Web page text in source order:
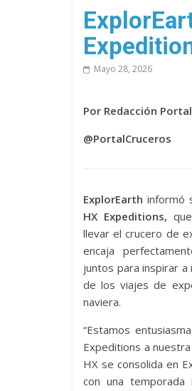
sitio
Mayo 28, 2026
Por Redacción
@PortalCruceros
ExplorEarth informó
HX Expeditions,
llevar el crucero de
encaja
juntos para inspirar
de los viajes de
naviera.
“Estamos
Expeditions a
HX se consolida en
con una